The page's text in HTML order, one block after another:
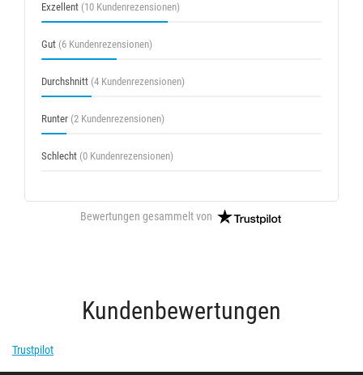
Exzellent (10 Kundenrezensionen)
Gut (6 Kundenrezensionen)
Durchshnitt (4 Kundenrezensionen)
Runter (2 Kundenrezensionen)
Schlecht (0 Kundenrezensionen)
Bewertungen gesammelt von
Kundenbewertungen
Trustpilot